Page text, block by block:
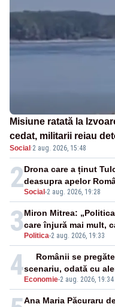
Misiune ratată la
cedat, militarii reiau
Social ·2 aug. 2026, 15:48
2Social -2 aug. 2026, 19:28
Drona care a ținut
deasupra apelor
3 Politica-2 aug. 2026, 19:33
Miron Mitrea:
care înjură mai mult,
4 Economie-2 aug. 2026, 19:34
Românii se
scenariu, odată cu
Ana Maria Păcuraru